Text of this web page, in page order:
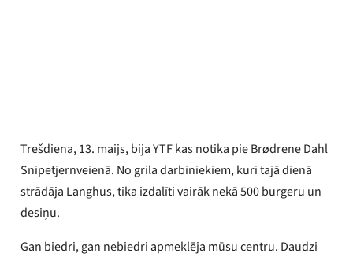
Trešdiena, 13. maijs, bija YTF kas notika pie Brødrene Dahl
Snipetjernveienā. No grila darbiniekiem, kuri tajā dienā
strādāja Langhus, tika izdalīti vairāk nekā 500 burgeru un
desiņu.
Gan biedri, gan nebiedri apmeklēja mūsu centru. Daudzi